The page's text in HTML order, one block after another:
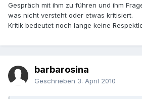
Gespräch mit ihm zu führen und ihm
was nicht versteht oder etwas kritisiert.
Kritik bedeutet noch lange keine
barbarosina
Geschrieben 3. April 2010